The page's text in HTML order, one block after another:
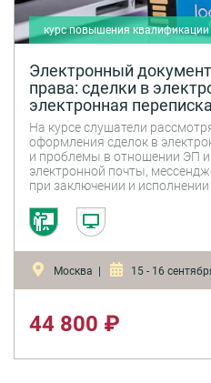
курс повышения квалификации
Электронный
права: сделки в
электронная
цифровые права,
криптовалюты, смарт-
На курсе слушатели
оформления сделок в
и проблемы в отношении ЭП
электронной почты,
при заключении и исполнении
особенности заключения и
обмене сканами документов.
альтернативным способам
введению в оборот
Москва | 15 - 16
44 800 ₽